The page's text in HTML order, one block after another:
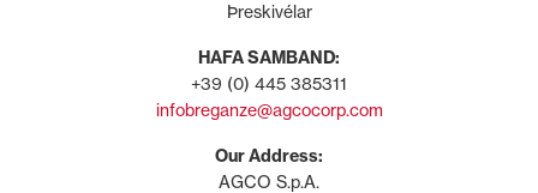
Þreskivélar
HAFA SAMBAND:
+39 (0) 445 385311
infobreganze@agcocorp.com
Our Address:
AGCO S.p.A.